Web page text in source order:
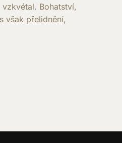
Bohatství,
však přelidnění,